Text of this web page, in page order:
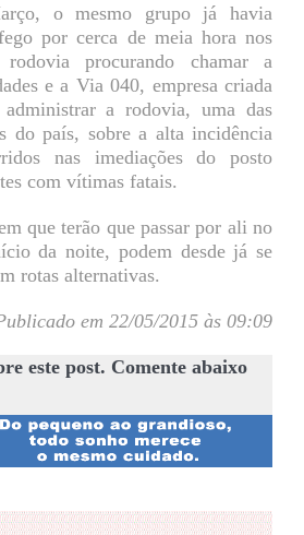
o mesmo grupo já havia
por cerca de meia hora nos
procurando chamar a
e a Via 040, empresa criada
a rodovia, uma das
do país, sobre a alta incidência
nas imediações do posto
com vítimas fatais.
que terão que passar por ali no
da noite, podem desde já se
rotas alternativas.
em 22/05/2015 às 09:09
este post. Comente abaixo